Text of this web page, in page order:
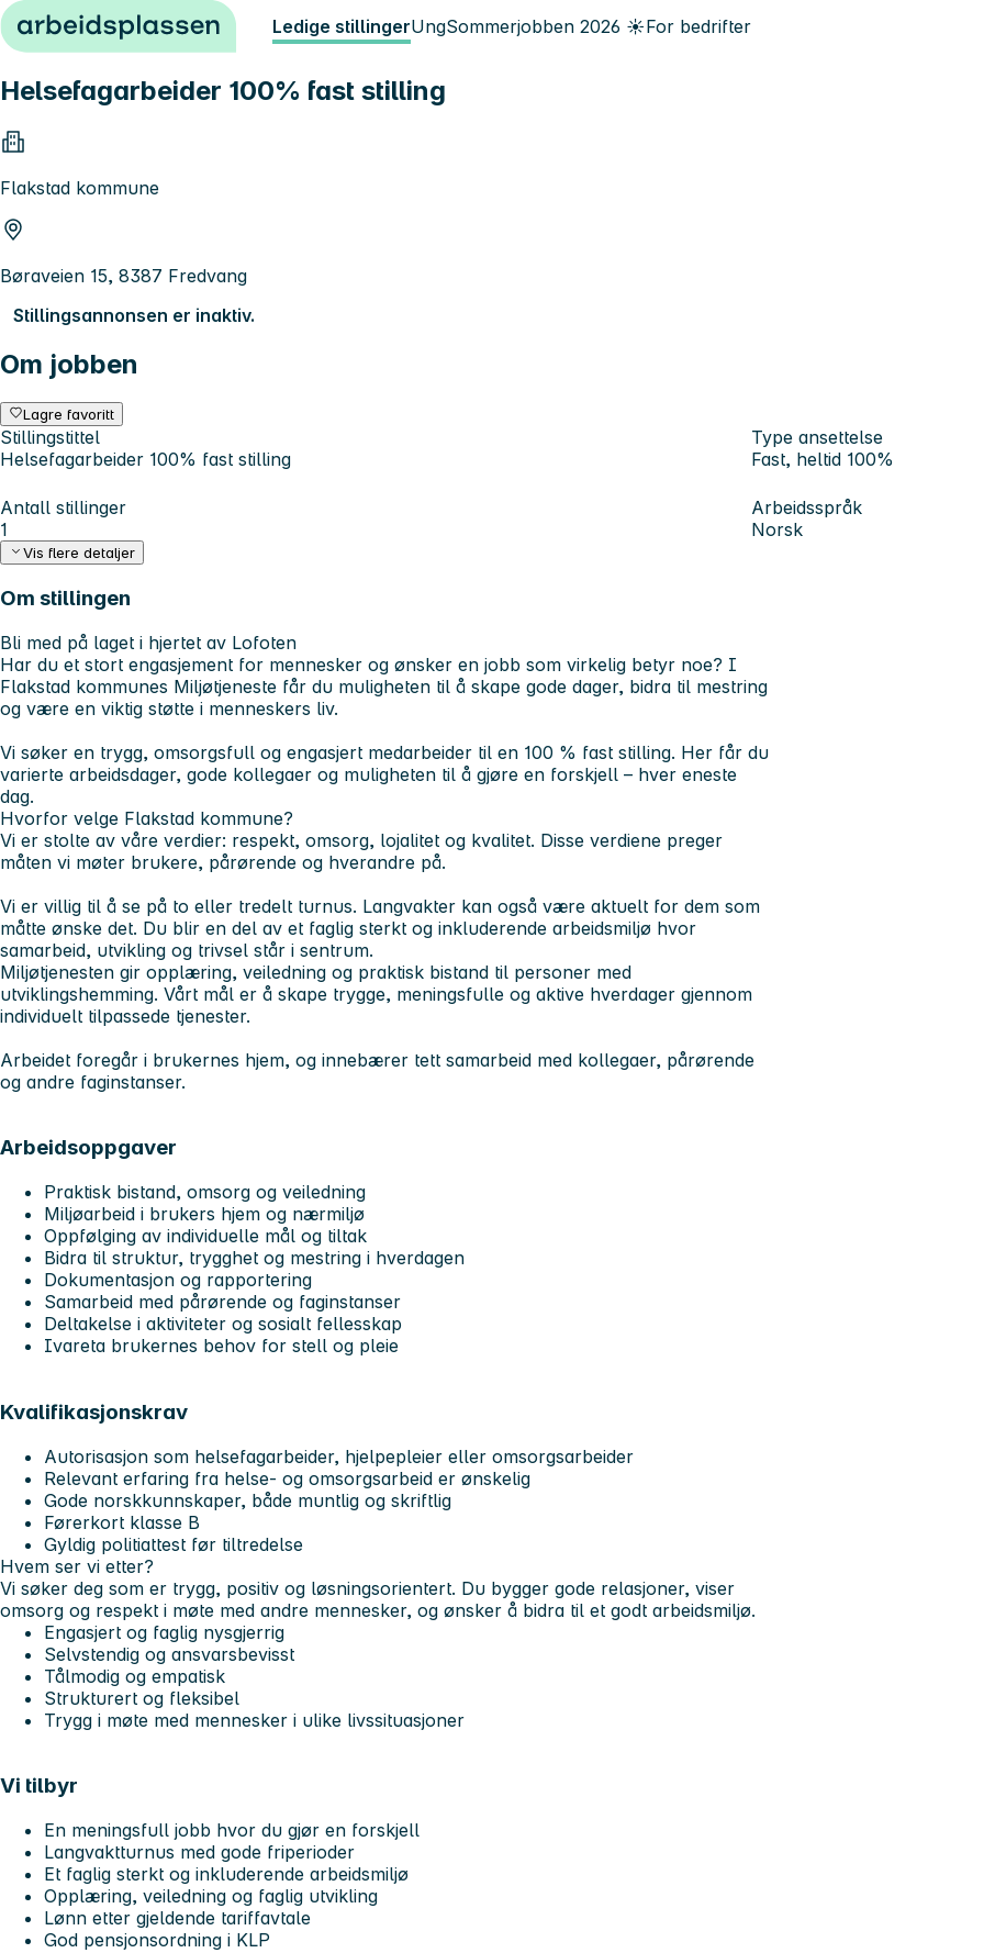
Hopp til innhold Ledige stillingerUngSommerjobben 2026 ☀️For bedrifter
Helsefagarbeider 100% fast stilling
Flakstad kommune
Børaveien 15, 8387 Fredvang
Stillingsannonsen er inaktiv.
Om jobben
Lagre favoritt
Stillingstittel
Helsefagarbeider 100% fast stilling
Type ansettelse
Fast, heltid 100%
Antall stillinger
1
Arbeidsspråk
Norsk
Vis flere detaljer
Om stillingen
Bli med på laget i hjertet av Lofoten
Har du et stort engasjement for mennesker og ønsker en jobb som virkelig betyr noe? I
Flakstad kommunes Miljøtjeneste får du muligheten til å skape gode dager, bidra til mestring
og være en viktig støtte i menneskers liv.
Vi søker en trygg, omsorgsfull og engasjert medarbeider til en 100 % fast stilling. Her får du
varierte arbeidsdager, gode kollegaer og muligheten til å gjøre en forskjell – hver eneste
dag.
Hvorfor velge Flakstad kommune?
Vi er stolte av våre verdier: respekt, omsorg, lojalitet og kvalitet. Disse verdiene preger
måten vi møter brukere, pårørende og hverandre på.
Vi er villig til å se på to eller tredelt turnus. Langvakter kan også være aktuelt for dem som
måtte ønske det. Du blir en del av et faglig sterkt og inkluderende arbeidsmiljø hvor
samarbeid, utvikling og trivsel står i sentrum.
Miljøtjenesten gir opplæring, veiledning og praktisk bistand til personer med
utviklingshemming. Vårt mål er å skape trygge, meningsfulle og aktive hverdager gjennom
individuelt tilpassede tjenester.
Arbeidet foregår i brukernes hjem, og innebærer tett samarbeid med kollegaer, pårørende
og andre faginstanser.
Arbeidsoppgaver
Praktisk bistand, omsorg og veiledning
Miljøarbeid i brukers hjem og nærmiljø
Oppfølging av individuelle mål og tiltak
Bidra til struktur, trygghet og mestring i hverdagen
Dokumentasjon og rapportering
Samarbeid med pårørende og faginstanser
Deltakelse i aktiviteter og sosialt fellesskap
Ivareta brukernes behov for stell og pleie
Kvalifikasjonskrav
Autorisasjon som helsefagarbeider, hjelpepleier eller omsorgsarbeider
Relevant erfaring fra helse- og omsorgsarbeid er ønskelig
Gode norskkunnskaper, både muntlig og skriftlig
Førerkort klasse B
Gyldig politiattest før tiltredelse
Hvem ser vi etter?
Vi søker deg som er trygg, positiv og løsningsorientert. Du bygger gode relasjoner, viser
omsorg og respekt i møte med andre mennesker, og ønsker å bidra til et godt arbeidsmiljø.
Engasjert og faglig nysgjerrig
Selvstendig og ansvarsbevisst
Tålmodig og empatisk
Strukturert og fleksibel
Trygg i møte med mennesker i ulike livssituasjoner
Vi tilbyr
En meningsfull jobb hvor du gjør en forskjell
Langvaktturnus med gode friperioder
Et faglig sterkt og inkluderende arbeidsmiljø
Opplæring, veiledning og faglig utvikling
Lønn etter gjeldende tariffavtale
God pensjonsordning i KLP